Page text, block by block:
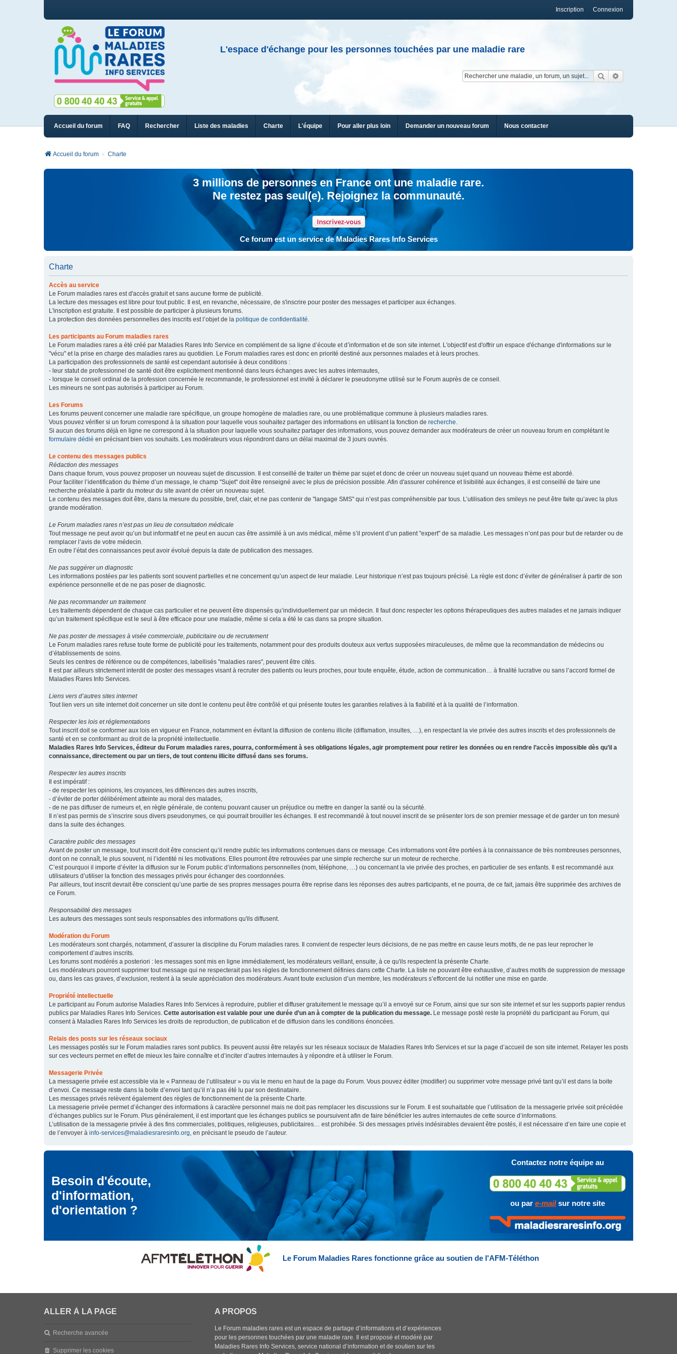
Connexion
Inscription
L'espace d'échange pour les personnes touchées par une maladie rare
Rechercher
Accueil du forum FAQ Rechercher Liste des maladies Charte L'équipe Pour aller plus loin Demander un nouveau forum Nous contacter
Accueil du forum Charte
3 millions de personnes en France ont une maladie rare.
Ne restez pas seul(e). Rejoignez la communauté.
Inscrivez-vous
Ce forum est un service de Maladies Rares Info Services
Charte
Accès au service
Le Forum maladies rares est d'accès gratuit et sans aucune forme de publicité.
La lecture des messages est libre pour tout public. Il est, en revanche, nécessaire, de s'inscrire pour poster des messages et participer aux échanges.
L'inscription est gratuite. Il est possible de participer à plusieurs forums.
La protection des données personnelles des inscrits est l’objet de la politique de confidentialité.
Les participants au Forum maladies rares
Le Forum maladies rares a été créé par Maladies Rares Info Service en complément de sa ligne d’écoute et d’information et de son site internet. L'objectif est d'offrir un espace d'échange d'informations sur le
"vécu" et la prise en charge des maladies rares au quotidien. Le Forum maladies rares est donc en priorité destiné aux personnes malades et à leurs proches.
La participation des professionnels de santé est cependant autorisée à deux conditions :
- leur statut de professionnel de santé doit être explicitement mentionné dans leurs échanges avec les autres internautes,
- lorsque le conseil ordinal de la profession concernée le recommande, le professionnel est invité à déclarer le pseudonyme utilisé sur le Forum auprès de ce conseil.
Les mineurs ne sont pas autorisés à participer au Forum.
Les Forums
Les forums peuvent concerner une maladie rare spécifique, un groupe homogène de maladies rare, ou une problématique commune à plusieurs maladies rares.
Vous pouvez vérifier si un forum correspond à la situation pour laquelle vous souhaitez partager des informations en utilisant la fonction de recherche.
Si aucun des forums déjà en ligne ne correspond à la situation pour laquelle vous souhaitez partager des informations, vous pouvez demander aux modérateurs de créer un nouveau forum en complétant le
formulaire dédié en précisant bien vos souhaits. Les modérateurs vous répondront dans un délai maximal de 3 jours ouvrés.
Le contenu des messages publics
Rédaction des messages
Dans chaque forum, vous pouvez proposer un nouveau sujet de discussion. Il est conseillé de traiter un thème par sujet et donc de créer un nouveau sujet quand un nouveau thème est abordé.
Pour faciliter l’identification du thème d’un message, le champ "Sujet" doit être renseigné avec le plus de précision possible. Afin d'assurer cohérence et lisibilité aux échanges, il est conseillé de faire une
recherche préalable à partir du moteur du site avant de créer un nouveau sujet.
Le contenu des messages doit être, dans la mesure du possible, bref, clair, et ne pas contenir de "langage SMS" qui n’est pas compréhensible par tous. L’utilisation des smileys ne peut être faite qu’avec la plus
grande modération.
Le Forum maladies rares n’est pas un lieu de consultation médicale
Tout message ne peut avoir qu’un but informatif et ne peut en aucun cas être assimilé à un avis médical, même s’il provient d’un patient "expert" de sa maladie. Les messages n’ont pas pour but de retarder ou de
remplacer l’avis de votre médecin.
En outre l’état des connaissances peut avoir évolué depuis la date de publication des messages.
Ne pas suggérer un diagnostic
Les informations postées par les patients sont souvent partielles et ne concernent qu’un aspect de leur maladie. Leur historique n’est pas toujours précisé. La règle est donc d’éviter de généraliser à partir de son
expérience personnelle et de ne pas poser de diagnostic.
Ne pas recommander un traitement
Les traitements dépendent de chaque cas particulier et ne peuvent être dispensés qu’individuellement par un médecin. Il faut donc respecter les options thérapeutiques des autres malades et ne jamais indiquer
qu’un traitement spécifique est le seul à être efficace pour une maladie, même si cela a été le cas dans sa propre situation.
Ne pas poster de messages à visée commerciale, publicitaire ou de recrutement
Le Forum maladies rares refuse toute forme de publicité pour les traitements, notamment pour des produits douteux aux vertus supposées miraculeuses, de même que la recommandation de médecins ou
d’établissements de soins.
Seuls les centres de référence ou de compétences, labellisés "maladies rares", peuvent être cités.
Il est par ailleurs strictement interdit de poster des messages visant à recruter des patients ou leurs proches, pour toute enquête, étude, action de communication… à finalité lucrative ou sans l’accord formel de
Maladies Rares Info Services.
Liens vers d’autres sites internet
Tout lien vers un site internet doit concerner un site dont le contenu peut être contrôlé et qui présente toutes les garanties relatives à la fiabilité et à la qualité de l’information.
Respecter les lois et réglementations
Tout inscrit doit se conformer aux lois en vigueur en France, notamment en évitant la diffusion de contenu illicite (diffamation, insultes, …), en respectant la vie privée des autres inscrits et des professionnels de
santé et en se conformant au droit de la propriété intellectuelle.
Maladies Rares Info Services, éditeur du Forum maladies rares, pourra, conformément à ses obligations légales, agir promptement pour retirer les données ou en rendre l’accès impossible dès qu’il a
connaissance, directement ou par un tiers, de tout contenu illicite diffusé dans ses forums.
Respecter les autres inscrits
Il est impératif :
- de respecter les opinions, les croyances, les différences des autres inscrits,
- d’éviter de porter délibérément atteinte au moral des malades,
- de ne pas diffuser de rumeurs et, en règle générale, de contenu pouvant causer un préjudice ou mettre en danger la santé ou la sécurité.
Il n’est pas permis de s’inscrire sous divers pseudonymes, ce qui pourrait brouiller les échanges. Il est recommandé à tout nouvel inscrit de se présenter lors de son premier message et de garder un ton mesuré
dans la suite des échanges.
Caractère public des messages
Avant de poster un message, tout inscrit doit être conscient qu’il rendre public les informations contenues dans ce message. Ces informations vont être portées à la connaissance de très nombreuses personnes,
dont on ne connaît, le plus souvent, ni l’identité ni les motivations. Elles pourront être retrouvées par une simple recherche sur un moteur de recherche.
C’est pourquoi il importe d’éviter la diffusion sur le Forum public d’informations personnelles (nom, téléphone, …) ou concernant la vie privée des proches, en particulier de ses enfants. Il est recommandé aux
utilisateurs d’utiliser la fonction des messages privés pour échanger des coordonnées.
Par ailleurs, tout inscrit devrait être conscient qu’une partie de ses propres messages pourra être reprise dans les réponses des autres participants, et ne pourra, de ce fait, jamais être supprimée des archives de
ce Forum.
Responsabilité des messages
Les auteurs des messages sont seuls responsables des informations qu'ils diffusent.
Modération du Forum
Les modérateurs sont chargés, notamment, d’assurer la discipline du Forum maladies rares. Il convient de respecter leurs décisions, de ne pas mettre en cause leurs motifs, de ne pas leur reprocher le
comportement d’autres inscrits.
Les forums sont modérés a posteriori : les messages sont mis en ligne immédiatement, les modérateurs veillant, ensuite, à ce qu'ils respectent la présente Charte.
Les modérateurs pourront supprimer tout message qui ne respecterait pas les règles de fonctionnement définies dans cette Charte. La liste ne pouvant être exhaustive, d’autres motifs de suppression de message
ou, dans les cas graves, d’exclusion, restent à la seule appréciation des modérateurs. Avant toute exclusion d’un membre, les modérateurs s’efforcent de lui notifier une mise en garde.
Propriété intellectuelle
Le participant au Forum autorise Maladies Rares Info Services à reproduire, publier et diffuser gratuitement le message qu’il a envoyé sur ce Forum, ainsi que sur son site internet et sur les supports papier rendus
publics par Maladies Rares Info Services. Cette autorisation est valable pour une durée d’un an à compter de la publication du message. Le message posté reste la propriété du participant au Forum, qui
consent à Maladies Rares Info Services les droits de reproduction, de publication et de diffusion dans les conditions énoncées.
Relais des posts sur les réseaux sociaux
Les messages postés sur le Forum maladies rares sont publics. Ils peuvent aussi être relayés sur les réseaux sociaux de Maladies Rares Info Services et sur la page d’accueil de son site internet. Relayer les posts
sur ces vecteurs permet en effet de mieux les faire connaître et d’inciter d’autres internautes à y répondre et à utiliser le Forum.
Messagerie Privée
La messagerie privée est accessible via le « Panneau de l’utilisateur » ou via le menu en haut de la page du Forum. Vous pouvez éditer (modifier) ou supprimer votre message privé tant qu’il est dans la boite
d’envoi. Ce message reste dans la boite d’envoi tant qu’il n’a pas été lu par son destinataire.
Les messages privés relèvent également des règles de fonctionnement de la présente Charte.
La messagerie privée permet d’échanger des informations à caractère personnel mais ne doit pas remplacer les discussions sur le Forum. Il est souhaitable que l’utilisation de la messagerie privée soit précédée
d’échanges publics sur le Forum. Plus généralement, il est important que les échanges publics se poursuivent afin de faire bénéficier les autres internautes de cette source d’informations.
L’utilisation de la messagerie privée à des fins commerciales, politiques, religieuses, publicitaires… est prohibée. Si des messages privés indésirables devaient être postés, il est nécessaire d’en faire une copie et
de l’envoyer à info-services@maladiesraresinfo.org, en précisant le pseudo de l’auteur.
Besoin d'écoute,
d'information,
d'orientation ?
Contactez notre équipe au
ou par e-mailsur notre site
Le Forum Maladies Rares fonctionne grâce au soutien de l'AFM-Téléthon
ALLER À LA PAGE
Recherche avancée
Supprimer les cookies
A PROPOS
Le Forum maladies rares est un espace de partage d’informations et d’expériences
pour les personnes touchées par une maladie rare. Il est proposé et modéré par
Maladies Rares Info Services, service national d’information et de soutien sur les